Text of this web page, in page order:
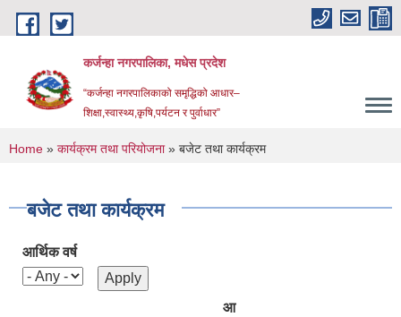
Skip to main content
कर्जन्हा नगरपालिका, मधेस प्रदेश
“कर्जन्हा नगरपालिकाको समृद्धिको आधार–
शिक्षा,स्वास्थ्य,कृषि,पर्यटन र पुर्वाधार”
You are here
Home » कार्यक्रम तथा परियोजना» बजेट तथा कार्यक्रम
बजेट तथा कार्यक्रम
आर्थिक वर्ष
आ